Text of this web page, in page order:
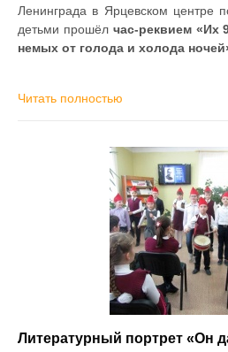
Ленинграда в Ярцевском центре
детьми прошёл час-реквием «Их
немых от голода и холода
Читать полностью
Литературный портрет «Он